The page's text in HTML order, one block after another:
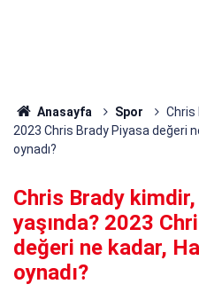
Anasayfa Spor
Chris
2023 Chris Brady Piyasa değeri
oynadı?
Chris Brady
yaşında? 2023
değeri ne kadar,
oynadı?